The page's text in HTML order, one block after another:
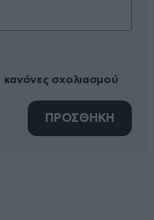
σχολιασμού
ΠΡΟΣΘΗΚΗ